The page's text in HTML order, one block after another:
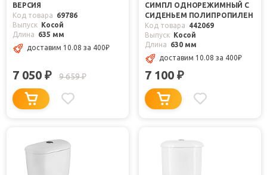
ВЕРСИЯ
Код товара
69786
Выпуск Косой
Длина
635 мм
доставим 10.08 за 400₽
7 050 ₽ 9 659₽
СИМПЛ ОДНОРЕЖИМНЫЙ С
СИДЕНЬЕМ ПОЛИПРОПИЛЕН
Код товара
442069
Выпуск Косой
Длина
630 мм
доставим 10.08 за 400₽
7 100 ₽